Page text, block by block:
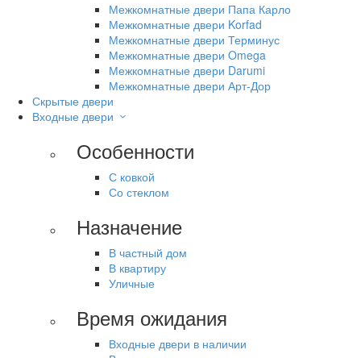
Межкомнатные двери Папа Карло
Межкомнатные двери Korfad
Межкомнатные двери Терминус
Межкомнатные двери Omega
Межкомнатные двери Darumi
Межкомнатные двери Арт-Дор
Скрытые двери
Входные двери
Особенности
С ковкой
Со стеклом
Назначение
В частный дом
В квартиру
Уличные
Время ожидания
Входные двери в наличии